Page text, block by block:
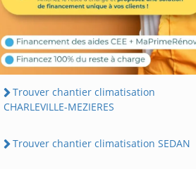
Trouver chantier climatisation
CHARLEVILLE-MEZIERES
Trouver chantier climatisation SEDAN